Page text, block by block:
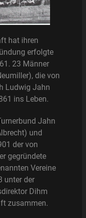
hat ihren
erfolgte
23 Männer
die von
Ludwig Jahn
ins Leben.
Jahn
und
der von
gegründete
Vereine
unter der
Dihm
zusammen.